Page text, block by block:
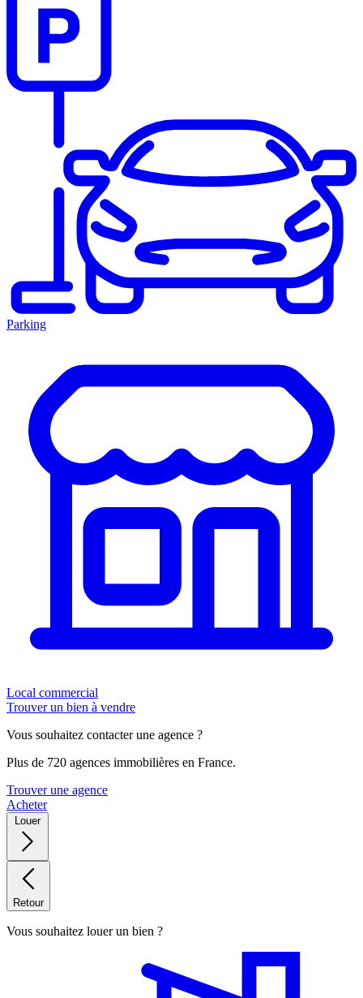
Parking
Local commercial
Trouver un bien à vendre
Vous souhaitez contacter une agence ?
Plus de 720 agences immobilières en France.
Trouver une agence
Acheter
Louer
Retour
Vous souhaitez louer un bien ?